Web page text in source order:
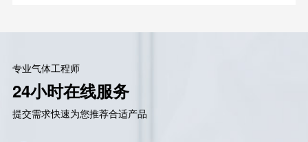
专业气体工程师
24小时在线服务
提交需求快速为您推荐合适产品